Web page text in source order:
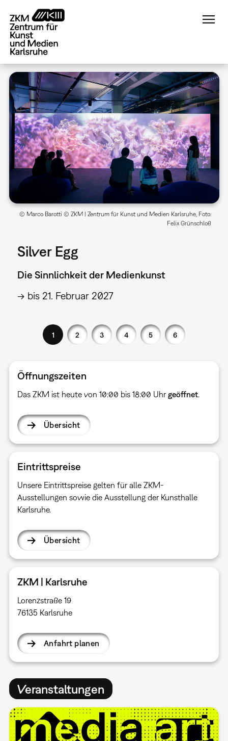
zum
Inhalt
© Marco Barotti © ZKM | Zentrum für Kunst und Medien Karlsruhe, Foto:
Felix Grünschloß
Silver Egg
Die Sinnlichkeit der Medienkunst
→ bis 21. Februar 2027
1 2 3 4 5 6
Öffnungszeiten
Das ZKM ist heute von 10:00 bis 18:00 Uhr geöffnet.
Übersicht
Eintrittspreise
Unsere Eintrittspreise gelten für alle ZKM-
Ausstellungen sowie die Ausstellung der Kunsthalle
Karlsruhe.
Übersicht
ZKM | Karlsruhe
Lorenzstraße 19
76135 Karlsruhe
Anfahrt planen
Veranstaltungen